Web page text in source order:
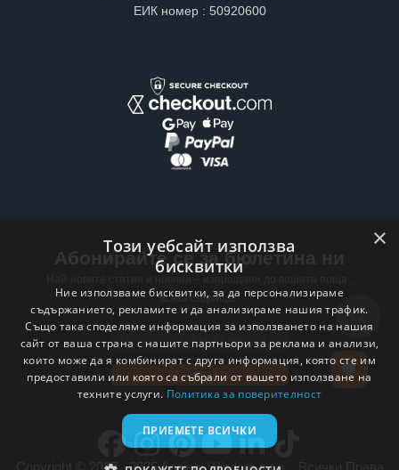
ЕИК номер : 50920600
Абонирайте се за бюлетина ни
всяка седмица .
Email address
Абонирай се
Copyright © 2017 - 2025 Ancient Wisdom s.r.o. . Всички Права
×
Този уебсайт използва
бисквитки
Ние използваме бисквитки, за да персонализираме
съдържанието, рекламите и да анализираме нашия трафик.
Също така споделяме информация за използването на нашия
сайт от ваша страна с нашите партньори за реклама и анализи,
които може да я комбинират с друга информация, която сте им
предоставили или която са събрали от вашето използване на
техните услуги. Политика за поверителност
ПРИЕМЕТЕ ВСИЧКИ